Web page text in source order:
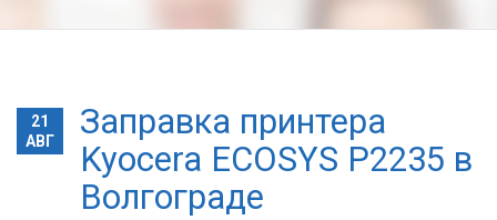
21
АВГ
Заправка принтера
Kyocera ECOSYS P2235 в
Волгограде